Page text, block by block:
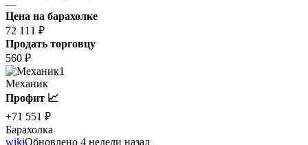
—
Цена на барахолке
72 111 ₽
Продать торговцу
560 ₽
1
Механик
Профит 📈
+71 551 ₽
Барахолка
wikiОбновлено 4 недели назад